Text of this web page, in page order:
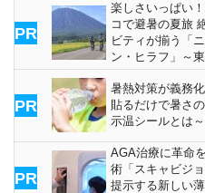
PR
楽しさいっぱい
コで避暑の夏旅
ビティが揃う「
ン・ヒラフ」～
PR
暑熱対策が義務
貼るだけで暑さ
示温シールとは
PR
AGA治療に革命
術「スキャビジ
提示する新しい